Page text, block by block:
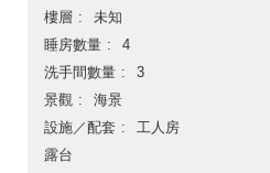
樓層
未知
睡房數量
4
洗手間數量
3
景觀
海景
設施／配套
工人房
露台